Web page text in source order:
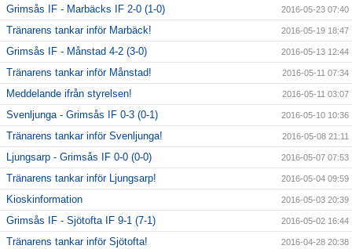
Grimsås IF - Marbäcks IF 2-0 (1-0) 2016-05-23 07:40
Tränarens tankar inför Marbäck! 2016-05-19 18:47
Grimsås IF - Månstad 4-2 (3-0) 2016-05-13 12:44
Tränarens tankar inför Månstad! 2016-05-11 07:34
Meddelande ifrån styrelsen! 2016-05-11 03:07
Svenljunga - Grimsås IF 0-3 (0-1) 2016-05-10 10:36
Tränarens tankar inför Svenljunga! 2016-05-08 21:11
Ljungsarp - Grimsås IF 0-0 (0-0) 2016-05-07 07:53
Tränarens tankar inför Ljungsarp! 2016-05-04 09:59
Kioskinformation 2016-05-03 20:39
Grimsås IF - Sjötofta IF 9-1 (7-1) 2016-05-02 16:44
Tränarens tankar inför Sjötofta! 2016-04-28 20:38